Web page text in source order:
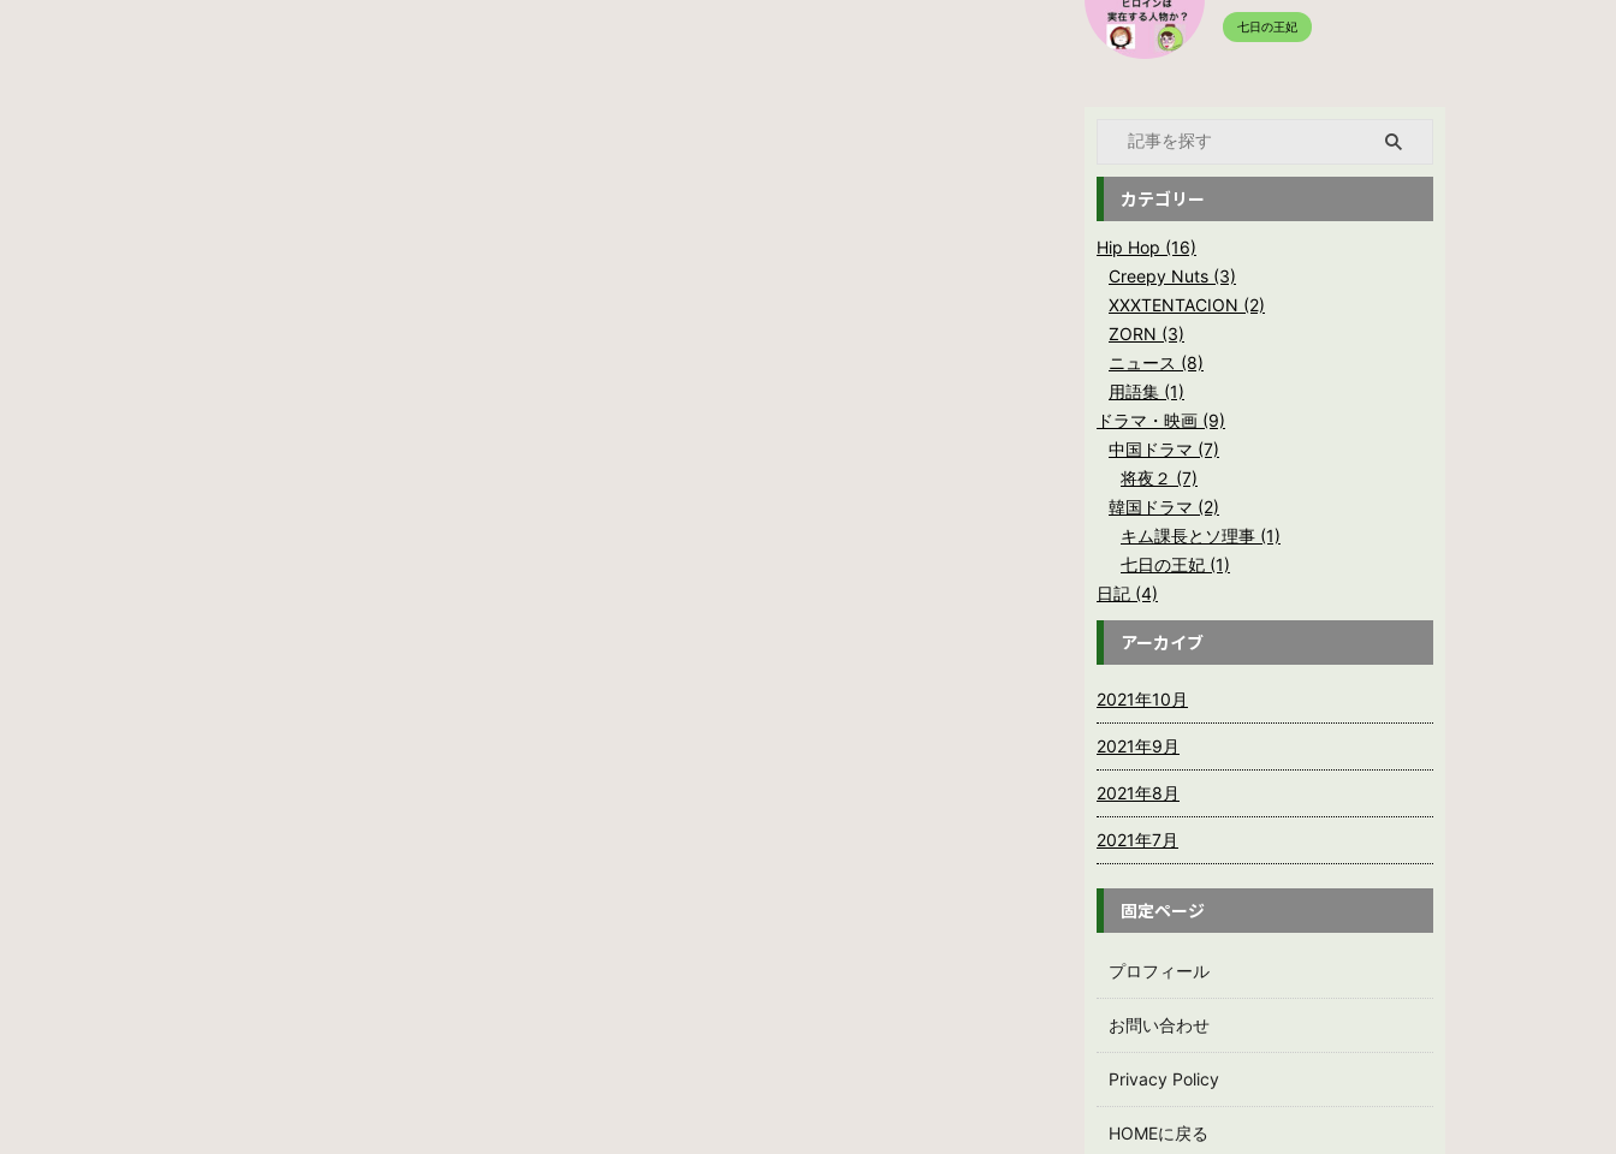
七日の王妃
カテゴリー
Hip Hop (16)
Creepy Nuts (3)
XXXTENTACION (2)
ZORN (3)
ニュース (8)
用語集 (1)
ドラマ・映画 (9)
中国ドラマ (7)
将夜２ (7)
韓国ドラマ (2)
キム課長とソ理事 (1)
七日の王妃 (1)
日記 (4)
アーカイブ
2021年10月
2021年9月
2021年8月
2021年7月
固定ページ
プロフィール
お問い合わせ
Privacy Policy
HOMEに戻る